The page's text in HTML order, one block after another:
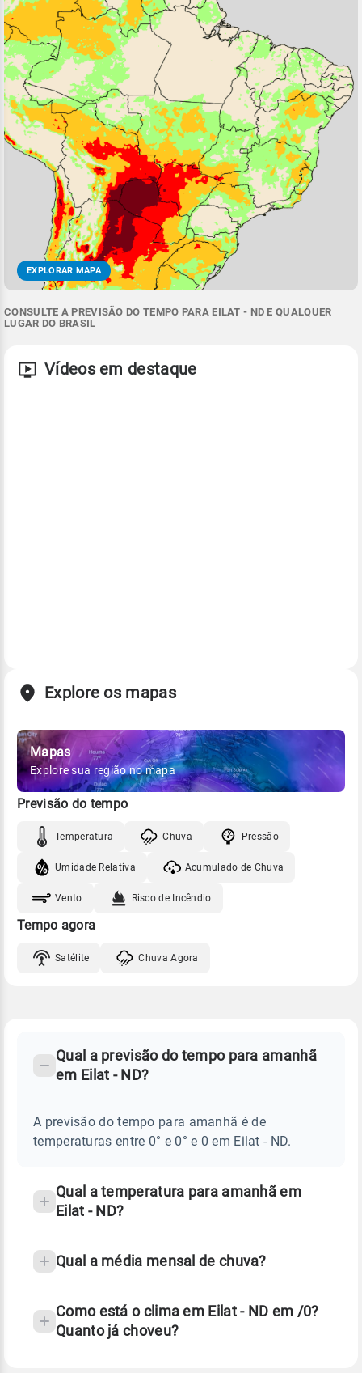
EXPLORAR MAPA
CONSULTE A PREVISÃO DO TEMPO PARA EILAT - ND E QUALQUER
LUGAR DO BRASIL
Vídeos em destaque
Explore os mapas
Mapas
Explore sua região no mapa
Previsão do tempo
Temperatura Chuva Pressão
Umidade Relativa Acumulado de Chuva
Vento Risco de Incêndio
Tempo agora
Satélite Chuva Agora
Perguntas
sobre
chuva
temperatura
Qual a previsão do tempo para amanhã
em Eilat - ND?
A previsão do tempo para amanhã é de
temperaturas entre 0° e 0° e 0 em Eilat - ND.
Qual a temperatura para amanhã em
Eilat - ND?
Qual a média mensal de chuva?
Como está o clima em Eilat - ND em /0?
Quanto já choveu?